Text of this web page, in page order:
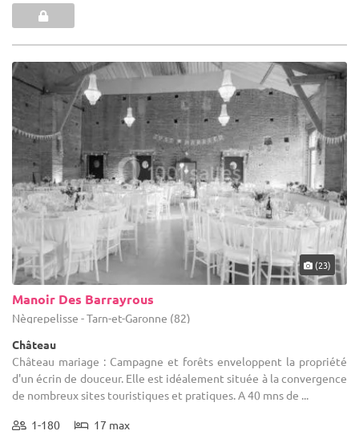
(23)
Manoir Des Barrayrous
Nègrepelisse - Tarn-et-Garonne (82)
Château
Château mariage : Campagne et forêts enveloppent la propriété
d'un écrin de douceur. Elle est idéalement située à la convergence
de nombreux sites touristiques et pratiques. A 40 mns de ...
1-180 17 max